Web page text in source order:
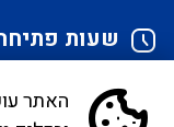
שעות